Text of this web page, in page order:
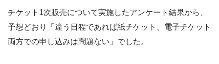
チケット1次販売について実施したアンケート結果から、
予想どおり「違う日程であれば紙チケット、電子チケット
両方での申し込みは問題ない」でした。